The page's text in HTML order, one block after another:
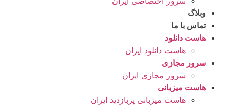
وبلاگ
تماس با ما
هاست دانلود
هاست دانلود ایران
سرور مجازی
سرور مجازی ایران
هاست میزبانی
هاست میزبانی پربازدید ایران